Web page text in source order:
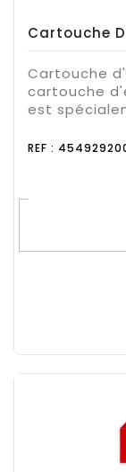
Cartouche
Cartouche
cartouche
est
REF :